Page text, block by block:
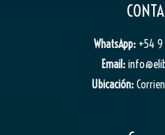
WhatsApp: +54 9
Email:
Ubicación: